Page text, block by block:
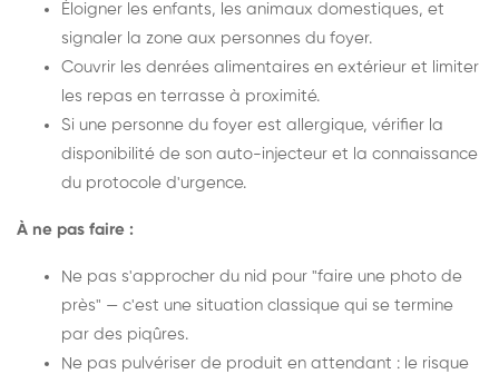
Éloigner les enfants, les animaux domestiques, et
signaler la zone aux personnes du foyer.
Couvrir les denrées alimentaires en extérieur et limiter
les repas en terrasse à proximité.
Si une personne du foyer est allergique, vérifier la
disponibilité de son auto-injecteur et la connaissance
du protocole d'urgence.
À ne pas faire :
Ne pas s'approcher du nid pour "faire une photo de
près" — c'est une situation classique qui se termine
par des piqûres.
Ne pas pulvériser de produit en attendant : le risque